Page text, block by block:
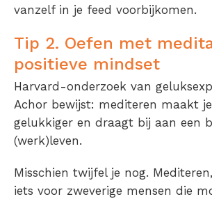
vanzelf in je feed voorbijkomen.
Tip 2. Oefen met
positieve mindset
Harvard-onderzoek van
Achor bewijst: mediteren maakt je
gelukkiger en draagt bij aan een
(werk)leven.
Misschien twijfel je nog.
iets voor zweverige mensen die